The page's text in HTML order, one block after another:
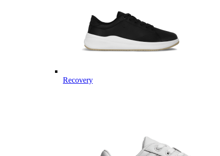
Recovery